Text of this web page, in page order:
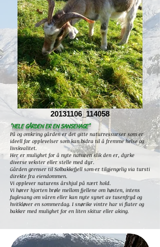
20131106_114058
"HELE GÅRDEN ER EN SANSEHAGE"
På og omkring gården er det gitte naturressurser som er
ideell for opplevelser som kan bidra til å fremme helse og
livskvalitet.
Her er mulighet for å nyte naturen slik den er, dyrke
diverse vekster eller stelle med dyr.
Gården grenser til Solbakkefjell som er tilgjengelig via tursti
direkte fra eiendommen.
Vi opplever naturens årshjul på nært hold.
Vi hører hjorten brøle mellom fjellene om høsten, intens
fuglesang om våren eller kan nyte synet av tusenfryd og
hvitkløver en sommerdag. I snørike vintre har vi flater og
bakker med mulighet for en liten skitur eller aking.